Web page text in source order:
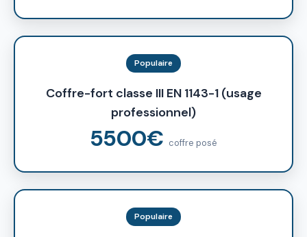
Populaire
Coffre-fort classe III EN 1143-1 (usage
professionnel)
5500€ coffre posé
Populaire